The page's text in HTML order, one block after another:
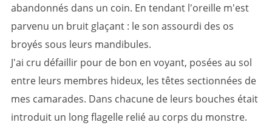
abandonnés dans un coin. En tendant l'oreille m'est
parvenu un bruit glaçant : le son assourdi des os
broyés sous leurs mandibules.
J'ai cru défaillir pour de bon en voyant, posées au sol
entre leurs membres hideux, les têtes sectionnées de
mes camarades. Dans chacune de leurs bouches était
introduit un long flagelle relié au corps du monstre.